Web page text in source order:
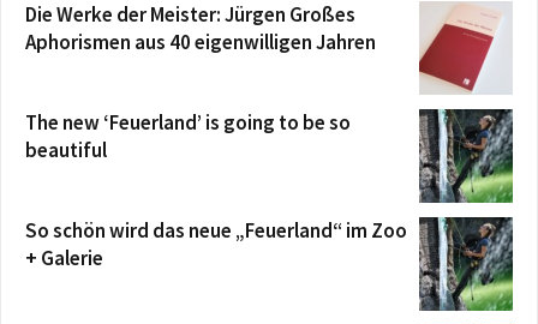
Die Werke der Meister: Jürgen Großes
Aphorismen aus 40 eigenwilligen Jahren
The new ‘Feuerland’ is going to be so
beautiful
So schön wird das neue „Feuerland“ im Zoo
+ Galerie